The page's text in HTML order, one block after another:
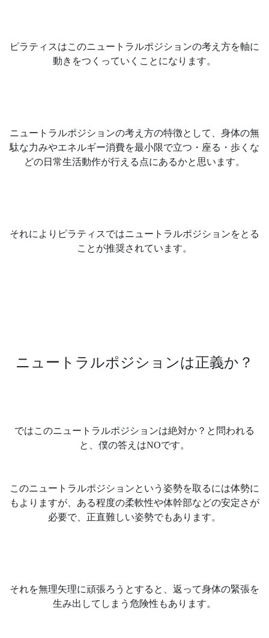
ピラティスはこのニュートラルポジションの考え方を軸に
動きをつくっていくことになります。
ニュートラルポジションの考え方の特徴として、身体の無
駄な力みやエネルギー消費を最小限で立つ・座る・歩くな
どの日常生活動作が行える点にあるかと思います。
それによりピラティスではニュートラルポジションをとる
ことが推奨されています。
ニュートラルポジションは正義か？
ではこのニュートラルポジションは絶対か？と問われる
と、僕の答えはNOです。
このニュートラルポジションという姿勢を取るには体勢に
もよりますが、ある程度の柔軟性や体幹部などの安定さが
必要で、正直難しい姿勢でもあります。
それを無理矢理に頑張ろうとすると、返って身体の緊張を
生み出してしまう危険性もあります。